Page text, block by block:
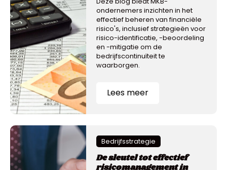
ondernemers inzichten in het
effectief beheren van financiële
risico's, inclusief strategieën voor
risico-identificatie, -beoordeling
en -mitigatie om de
bedrijfscontinuïteit te
waarborgen.
Lees meer
Bedrijfsstrategie
De sleutel tot effectief
risicomanagement in